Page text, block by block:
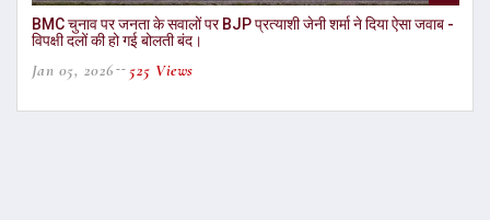
BMC चुनाव पर जनता के सवालों पर BJP प्रत्याशी जेनी शर्मा ने दिया ऐसा जवाब -
विपक्षी दलों की हो गई बोलती बंद।
Jan 05, 2026 525 Views